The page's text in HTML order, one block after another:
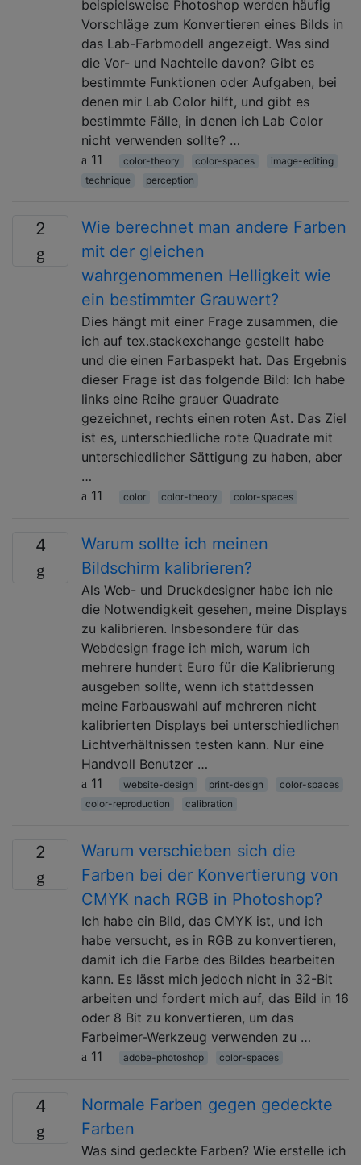
beispielsweise Photoshop werden häufig
Vorschläge zum Konvertieren eines Bilds in
das Lab-Farbmodell angezeigt. Was sind
die Vor- und Nachteile davon? Gibt es
bestimmte Funktionen oder Aufgaben, bei
denen mir Lab Color hilft, und gibt es
bestimmte Fälle, in denen ich Lab Color
nicht verwenden sollte? …
11
color-theory color-spaces
image-editing
technique
perception
2
Wie berechnet man andere Farben
mit der gleichen
wahrgenommenen Helligkeit wie
ein bestimmter Grauwert?
Dies hängt mit einer Frage zusammen, die
ich auf tex.stackexchange gestellt habe
und die einen Farbaspekt hat. Das Ergebnis
dieser Frage ist das folgende Bild: Ich habe
links eine Reihe grauer Quadrate
gezeichnet, rechts einen roten Ast. Das Ziel
ist es, unterschiedliche rote Quadrate mit
unterschiedlicher Sättigung zu haben, aber
…
11
color color-theory color-spaces
4
Warum sollte ich meinen
Bildschirm kalibrieren?
Als Web- und Druckdesigner habe ich nie
die Notwendigkeit gesehen, meine Displays
zu kalibrieren. Insbesondere für das
Webdesign frage ich mich, warum ich
mehrere hundert Euro für die Kalibrierung
ausgeben sollte, wenn ich stattdessen
meine Farbauswahl auf mehreren nicht
kalibrierten Displays bei unterschiedlichen
Lichtverhältnissen testen kann. Nur eine
Handvoll Benutzer …
11
website-design print-design
color-spaces
color-reproduction
calibration
2
Warum verschieben sich die
Farben bei der Konvertierung von
CMYK nach RGB in Photoshop?
Ich habe ein Bild, das CMYK ist, und ich
habe versucht, es in RGB zu konvertieren,
damit ich die Farbe des Bildes bearbeiten
kann. Es lässt mich jedoch nicht in 32-Bit
arbeiten und fordert mich auf, das Bild in 16
oder 8 Bit zu konvertieren, um das
Farbeimer-Werkzeug verwenden zu …
11
adobe-photoshop color-spaces
4
Normale Farben gegen gedeckte
Farben
Was sind gedeckte Farben? Wie erstelle ich